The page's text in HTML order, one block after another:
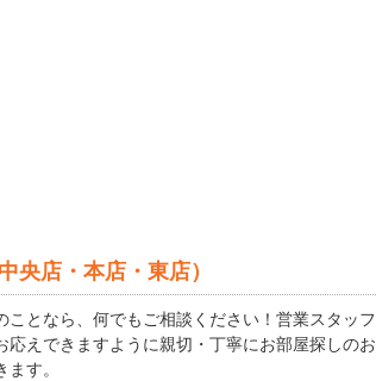
央店・本店・東店）
ことなら、何でもご相談ください！営業スタッフ
応えできますように親切・丁寧にお部屋探しのお
す。